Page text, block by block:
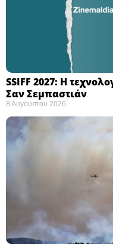
SSIFF 2027: Η
Σαν Σεμπαστιάν ​
8 Αυγούστου 2026